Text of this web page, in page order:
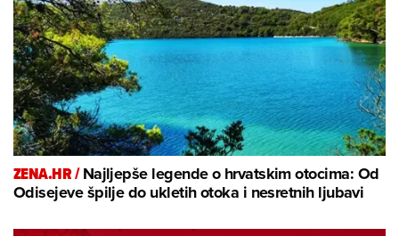
ZENA.HR /Najljepše legende o hrvatskim otocima: Od
Odisejeve špilje do ukletih otoka i nesretnih ljubavi